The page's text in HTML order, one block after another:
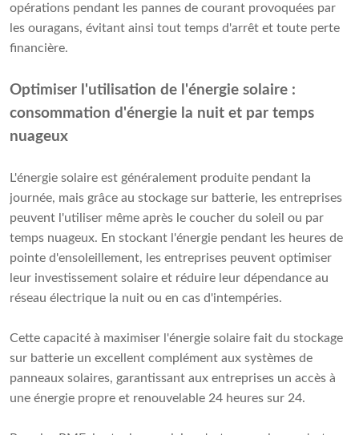
opérations pendant les pannes de courant provoquées par
les ouragans, évitant ainsi tout temps d'arrêt et toute perte
financière.
Optimiser l'utilisation de l'énergie solaire :
consommation d'énergie la nuit et par temps
nuageux
L'énergie solaire est généralement produite pendant la
journée, mais grâce au stockage sur batterie, les entreprises
peuvent l'utiliser même après le coucher du soleil ou par
temps nuageux. En stockant l'énergie pendant les heures de
pointe d'ensoleillement, les entreprises peuvent optimiser
leur investissement solaire et réduire leur dépendance au
réseau électrique la nuit ou en cas d'intempéries.
Cette capacité à maximiser l'énergie solaire fait du stockage
sur batterie un excellent complément aux systèmes de
panneaux solaires, garantissant aux entreprises un accès à
une énergie propre et renouvelable 24 heures sur 24.